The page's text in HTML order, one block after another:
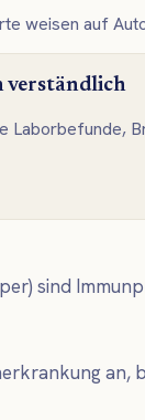
weisen auf
verständlich
Laborbefunde,
sind
an,